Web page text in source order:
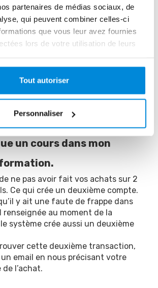
partenaires de médias sociaux, de
qui peuvent combiner celles-ci
que vous leur avez fournies
lors de votre utilisation de leurs
Tout autoriser
Personnaliser
art-academy.com/formation/
connecter en indiquant votre
la case "identifiant".
que vous aviez déjà. Si vous ne
www.milone-art-
reset/
doit contenir au minimum 6
et 1 chiffre.
un cours dans mon
ne pas avoir fait vos achats sur 2
Ce qui crée un deuxième compte.
y ait une faute de frappe dans
renseignée au moment de la
système crée aussi un deuxième
cette deuxième transaction,
email en nous précisant votre
l’achat.